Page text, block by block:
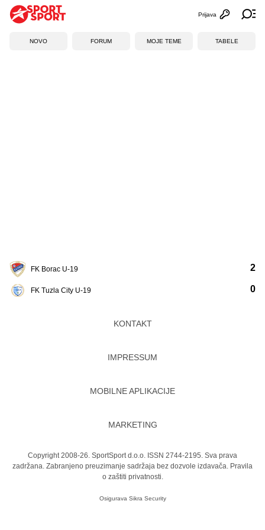
Otvori
Prijava
NOVO FORUM MOJE TEME TABELE
FK Borac U-19
FK Tuzla City U-19
2
0
KONTAKT
IMPRESSUM
MOBILNE APLIKACIJE
MARKETING
Copyright 2008-26. SportSport d.o.o. ISSN 2744-2195. Sva prava
zadržana. Zabranjeno preuzimanje sadržaja bez dozvole izdavača. Pravila
o zaštiti privatnosti.
Osigurava Sikra Security